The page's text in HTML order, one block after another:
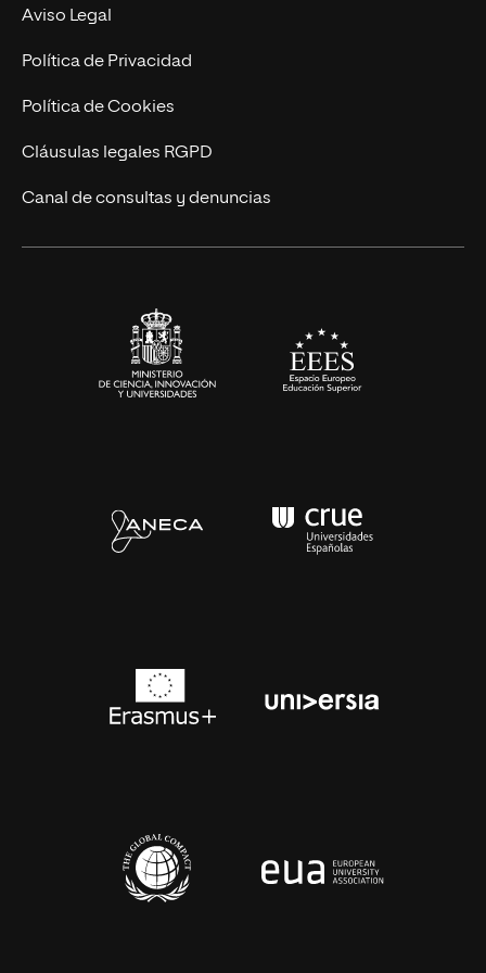
MBA
Marketing y Comunicación
Ingeniería
Diseño
Ciencias de la Salud
Contacto
Aviso Legal
Política de Privacidad
Política de Cookies
Cláusulas legales RGPD
Canal de consultas y denuncias